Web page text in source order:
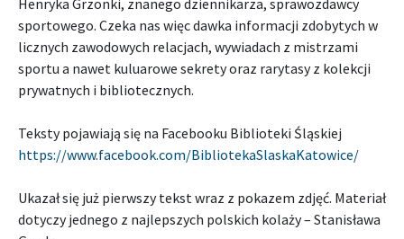
Henryka Grzonki, znanego dziennikarza, sprawozdawcy
sportowego. Czeka nas więc dawka informacji zdobytych w
licznych zawodowych relacjach, wywiadach z mistrzami
sportu a nawet kuluarowe sekrety oraz rarytasy z kolekcji
prywatnych i bibliotecznych.
Teksty pojawiają się na Facebooku Biblioteki Śląskiej
https://www.facebook.com/BibliotekaSlaskaKatowice/
Ukazał się już pierwszy tekst wraz z pokazem zdjęć. Materiał
dotyczy jednego z najlepszych polskich kolaży – Stanisława